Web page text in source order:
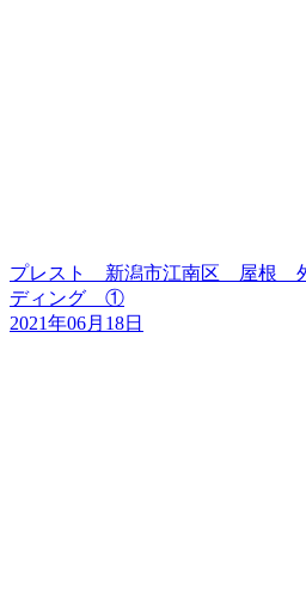
プレスト 新潟市江南区 屋根
ディング ①
2021年06月18日